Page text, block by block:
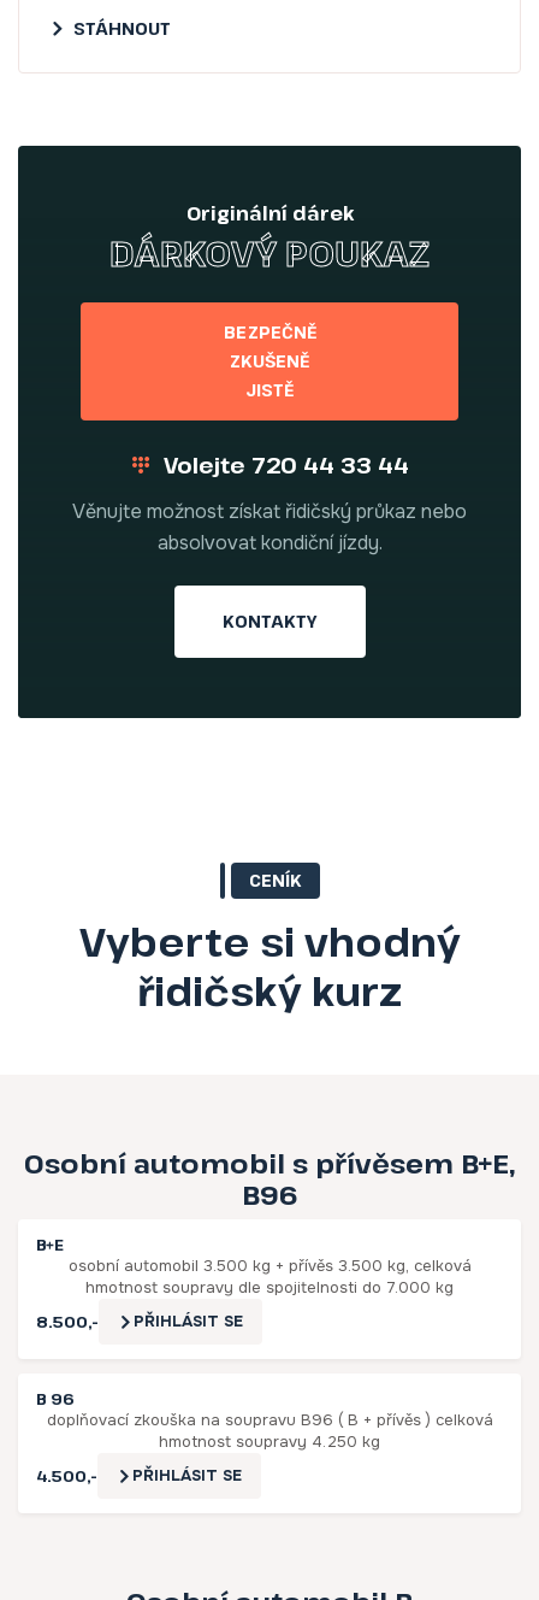
STÁHNOUT
Originální dárek
DÁRKOVÝ POUKAZ
BEZPEČNĚ
ZKUŠENĚ
JISTĚ
Volejte 720 44 33 44
Věnujte možnost získat řidičský průkaz nebo
absolvovat kondiční jízdy.
KONTAKTY
CENÍK
Vyberte si vhodný
řidičský kurz
Osobní automobil s přívěsem B+E,
B96
B+E
osobní automobil 3.500 kg + přívěs 3.500 kg, celková
hmotnost soupravy dle spojitelnosti do 7.000 kg
8.500,- PŘIHLÁSIT SE
B 96
doplňovací zkouška na soupravu B96 ( B + přívěs ) celková
hmotnost soupravy 4.250 kg
4.500,- PŘIHLÁSIT SE